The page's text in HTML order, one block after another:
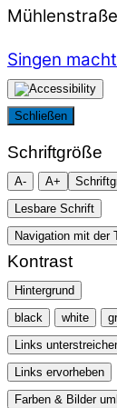
Singen
Schließen
Schriftgröße
A- A+
Lesbare Schrift
Navigation mit der
Kontrast
Hintergrund
black
white
Links
Links ervorheben
Farben & Bilder